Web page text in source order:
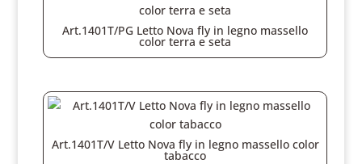
Art.1401T/PG Letto Nova fly in legno massello
color terra e seta
Art.1401T/V Letto Nova fly in legno massello color
tabacco